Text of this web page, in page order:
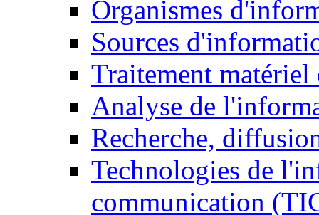
Organismes
Sources
Traitement matériel
Analyse de
Recherche,
Technologies de
communication